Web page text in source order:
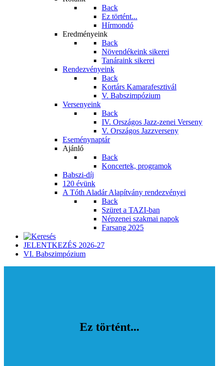
Back
Ez történt...
Hírmondó
Eredményeink
Back
Növendékeink sikerei
Tanáraink sikerei
Rendezvényeink
Back
Kortárs Kamarafesztivál
V. Babszimpózium
Versenyeink
Back
IV. Országos Jazz-zenei Verseny
V. Országos Jazzverseny
Eseménynaptár
Ajánló
Back
Koncertek, programok
Babszi-díj
120 évünk
A Tóth Aladár Alapítvány rendezvényei
Back
Szüret a TAZI-ban
Népzenei szakmai napok
Farsang 2025
JELENTKEZÉS 2026-27
VI. Babszimpózium
Ez történt...